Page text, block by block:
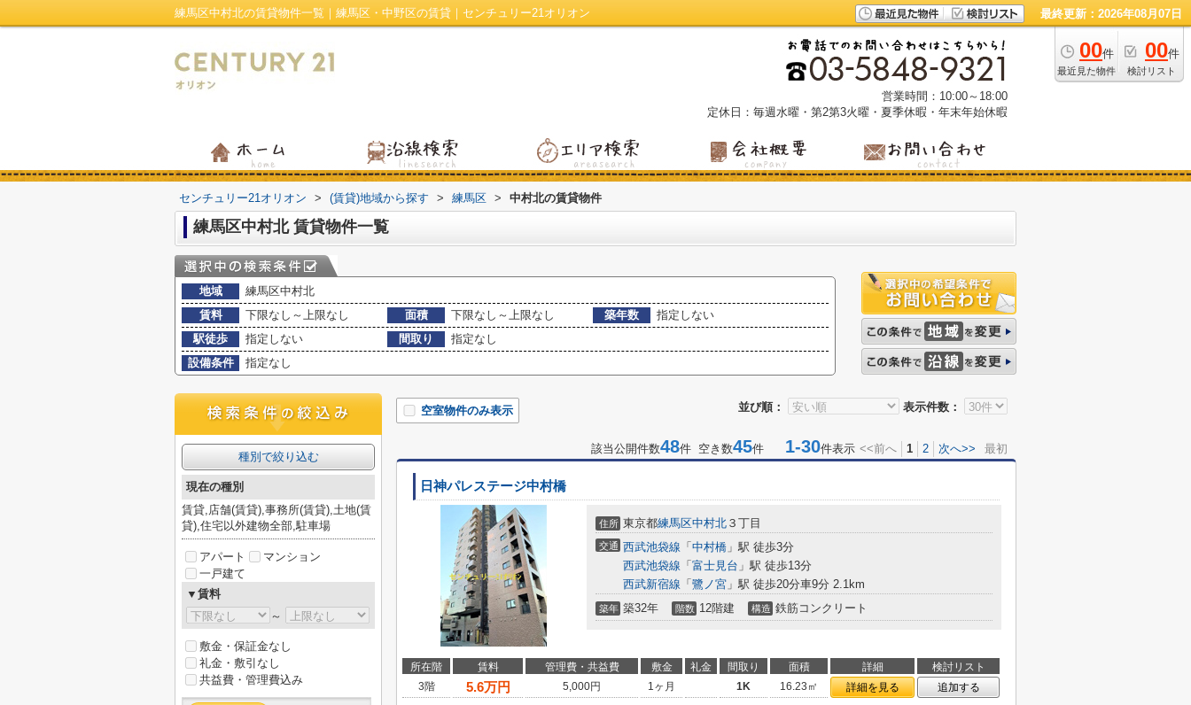
練馬区中村北の賃貸物件一覧｜練馬区・中野区の賃貸｜センチュリー21オリオン 最終更新：2026年08月07日
00件
最近見た物件
00件
検討リスト
営業時間：10:00～18:00
定休日：毎週水曜・第2第3火曜・夏季休暇・年末年始休暇
センチュリー21オリオン > (賃貸)地域から探す > 練馬区 > 中村北の賃貸物件
練馬区中村北 賃貸物件一覧
地域
練馬区中村北
賃料
下限なし～上限なし 面積 下限なし～上限なし 築年数
指定しない
駅徒歩
指定しない 間取り
指定なし
設備条件
指定なし
並び順： 表示件数：
空室物件のみ表示
該当公開件数48件 空き数45件 1-30件表示 <<前へ 1 2 次へ>> 最初
日神パレステージ中村橋
住所 東京都練馬区中村北 ３丁目
交通 西武池袋線 「 中村橋 」駅 徒歩3分
西武池袋線 「 富士見台 」駅 徒歩13分
西武新宿線 「 鷺ノ宮 」駅 徒歩20分車9分 2.1km
築年 築32年 階数 12階建 構造 鉄筋コンクリート
所在階 賃料 管理費・共益費 敷金 礼金 間取り 面積 詳細
検討リスト
3階
5.6万円 5,000円 1ヶ月 1K 16.23㎡ 詳細を見る 追加する
種別で絞り込む
現在の種別
賃貸,店舗(賃貸),事務所(賃貸),土地(賃
貸),住宅以外建物全部,駐車場
アパート
マンション
一戸建て
▼賃料
～
敷金・保証金なし
礼金・敷引なし
共益費・管理費込み